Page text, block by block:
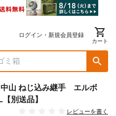
ログイン・新規会員登録
カート
中山 ねじ込み継手 エルボ
別送品】
レビューを書く